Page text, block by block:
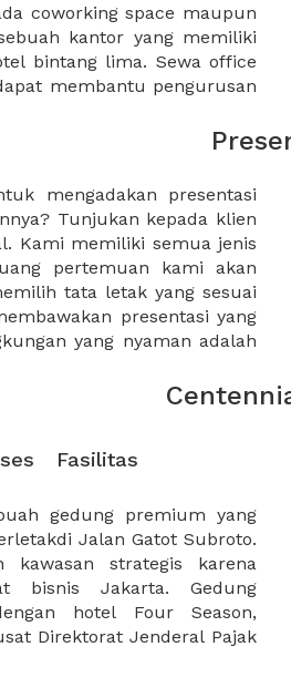
coworking space maupun
kantor yang memiliki
bintang lima. Sewa office
membantu pengurusan
lebih mudah untuk sewa
kantor murah karena harga
mengadakan presentasi
Tunjukan kepada klien
Kami memiliki semua jenis
pertemuan kami akan
tata letak yang sesuai
presentasi yang
yang nyaman adalah
semua acara klien kami
yang terbaik. Jika anda
proses perencanaan anda.
berharap dapat membuat
Fasilitas
gedung premium yang
Jalan Gatot Subroto.
kawasan strategis karena
bisnis Jakarta. Gedung
hotel Four Season,
Direktorat Jenderal Pajak
Centennial Tower
Anda yang sedang mencari
kegiatan bisnis Anda